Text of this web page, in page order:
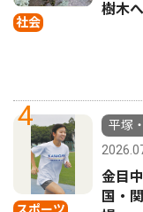
社会
樹木
4
平塚
金目
国・